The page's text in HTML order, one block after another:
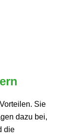
Sie
dazu bei,
die